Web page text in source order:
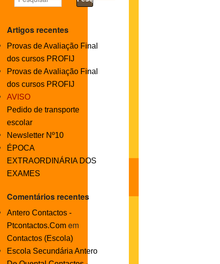
Artigos recentes
Provas de Avaliação Final
dos cursos PROFIJ
Provas de Avaliação Final
dos cursos PROFIJ
AVISO
Pedido de transporte
escolar
Newsletter Nº10
ÉPOCA
EXTRAORDINÁRIA DOS
EXAMES
Comentários recentes
Antero Contactos -
Ptcontactos.Comem
Contactos (Escola)
Escola Secundária Antero